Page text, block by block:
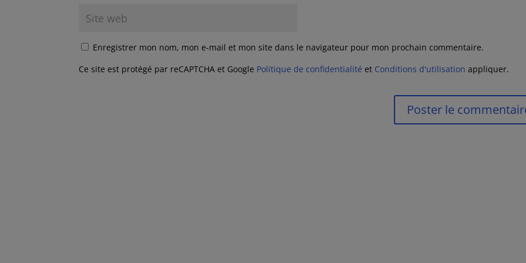
Enregistrer mon nom, mon e-mail et mon site dans le navigateur pour mon prochain commentaire.
Ce site est protégé par reCAPTCHA et Google Politique de confidentialité et Conditions d'utilisation appliquer.